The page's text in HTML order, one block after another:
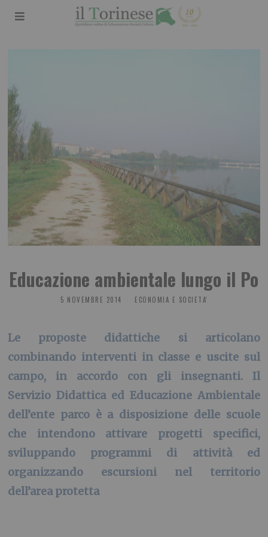
Educazione ambientale lungo il Po
5 NOVEMBRE 2014 ECONOMIA E SOCIETA'
Le proposte didattiche si articolano
combinando interventi in classe e uscite sul
campo, in accordo con gli insegnanti. Il
Servizio Didattica ed Educazione Ambientale
dell’ente parco è a disposizione delle scuole
che intendono attivare progetti specifici,
sviluppando programmi di attività ed
organizzando escursioni nel territorio
dell’area protetta